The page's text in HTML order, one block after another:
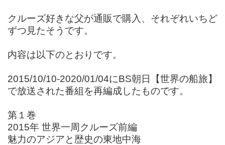
クルーズ好きな父が通販で購入、それぞれいちど
ずつ見たそうです。
内容は以下のとおりです。
2015/10/10-2020/01/04にBS朝日【世界の船旅】
で放送された番組を再編成したものです。
第１巻
2015年 世界一周クルーズ前編
魅力のアジアと歴史の東地中海